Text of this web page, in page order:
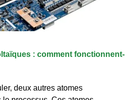
: comment fonctionnent-
deux autres atomes